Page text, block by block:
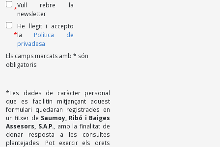
Els camps marcats amb * són
obligatoris
*
Vull rebre la
newsletter
*
He llegit i accepto
la Política de
privadesa
*Les dades de caràcter personal
que es facilitin mitjançant aquest
formulari quedaran registrades en
un fitxer de Saumoy, Ribó i Baiges
Assesors, S.A.P., amb la finalitat de
donar resposta a les consultes
plantejades. Pot exercir els drets